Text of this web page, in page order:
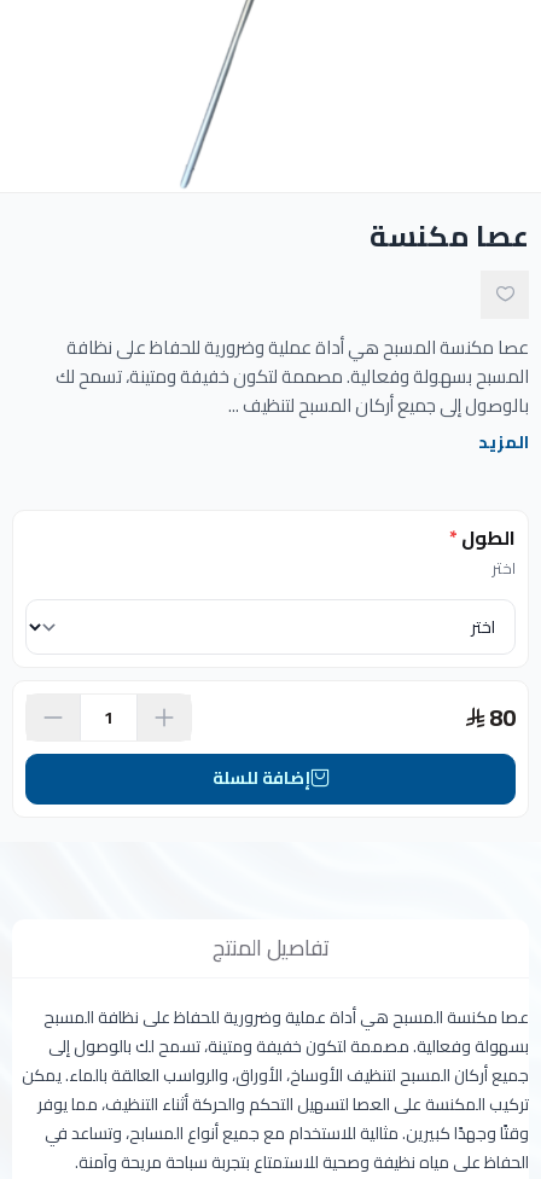
عصا مكنسة
عصا مكنسة المسبح هي أداة عملية وضرورية للحفاظ على نظافة
المسبح بسهولة وفعالية. مصممة لتكون خفيفة ومتينة، تسمح لك
بالوصول إلى جميع أركان المسبح لتنظيف ...
المزيد
الطول*
اختر
80
إضافة للسلة
تفاصيل المنتج
عصا مكنسة المسبح هي أداة عملية وضرورية للحفاظ على نظافة المسبح
بسهولة وفعالية. مصممة لتكون خفيفة ومتينة، تسمح لك بالوصول إلى
جميع أركان المسبح لتنظيف الأوساخ، الأوراق، والرواسب العالقة بالماء. يمكن
تركيب المكنسة على العصا لتسهيل التحكم والحركة أثناء التنظيف، مما يوفر
وقتًا وجهدًا كبيرين. مثالية للاستخدام مع جميع أنواع المسابح، وتساعد في
الحفاظ على مياه نظيفة وصحية للاستمتاع بتجربة سباحة مريحة وآمنة.